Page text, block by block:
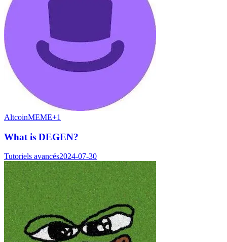
AltcoinMEME+1
What is DEGEN?
Tutoriels avancés2024-07-30